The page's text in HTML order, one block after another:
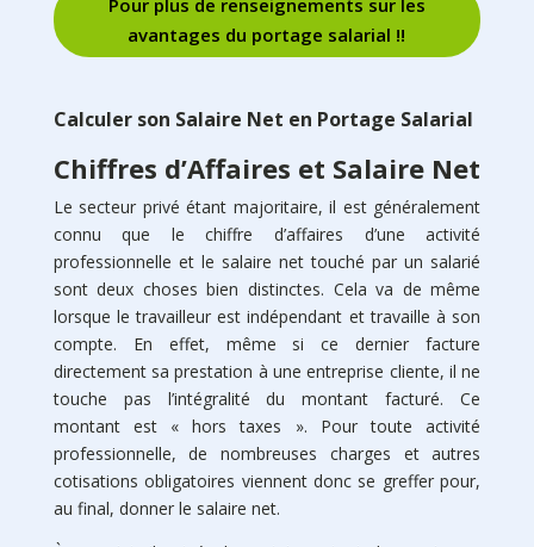
avantages du portage salarial !!
Calculer son Salaire Net en Portage Salarial
Chiffres d’Affaires et Salaire Net
Le secteur privé étant majoritaire, il est généralement
connu que le chiffre d’affaires d’une activité
professionnelle et le salaire net touché par un salarié
sont deux choses bien distinctes. Cela va de même
lorsque le travailleur est indépendant et travaille à son
compte. En effet, même si ce dernier facture
directement sa prestation à une entreprise cliente, il ne
touche pas l’intégralité du montant facturé. Ce
montant est « hors taxes ». Pour toute activité
professionnelle, de nombreuses charges et autres
cotisations obligatoires viennent donc se greffer pour,
au final, donner le salaire net.